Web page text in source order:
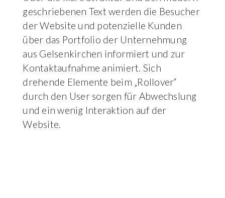
geschriebenen Text werden die Besucher
der Website und potenzielle Kunden
über das Portfolio der Unternehmung
aus Gelsenkirchen informiert und zur
Kontaktaufnahme animiert. Sich
drehende Elemente beim „Rollover“
durch den User sorgen für Abwechslung
und ein wenig Interaktion auf der
Website.